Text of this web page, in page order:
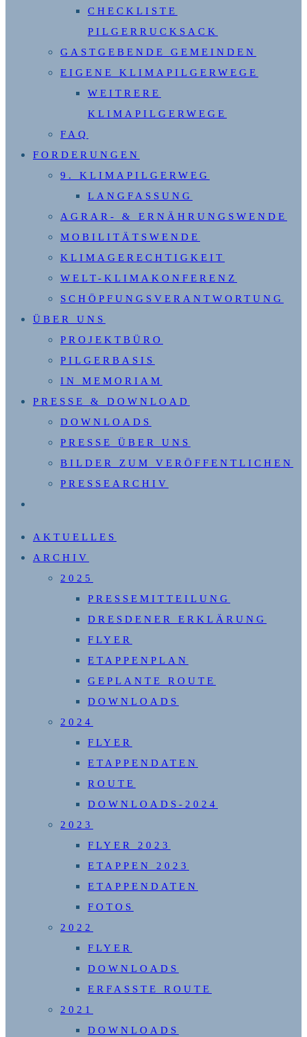
CHECKLISTE
PILGERRUCKSACK
GASTGEBENDE GEMEINDEN
EIGENE KLIMAPILGERWEGE
WEITRERE
KLIMAPILGERWEGE
FAQ
FORDERUNGEN
9. KLIMAPILGERWEG
LANGFASSUNG
AGRAR- & ERNÄHRUNGSWENDE
MOBILITÄTSWENDE
KLIMAGERECHTIGKEIT
WELT-KLIMAKONFERENZ
SCHÖPFUNGSVERANTWORTUNG
ÜBER UNS
PROJEKTBÜRO
PILGERBASIS
IN MEMORIAM
PRESSE & DOWNLOAD
DOWNLOADS
PRESSE ÜBER UNS
BILDER ZUM VERÖFFENTLICHEN
PRESSEARCHIV
UMSCHALTEN
AKTUELLES
ARCHIV
2025
PRESSEMITTEILUNG
DRESDENER ERKLÄRUNG
FLYER
ETAPPENPLAN
GEPLANTE ROUTE
DOWNLOADS
2024
FLYER
ETAPPENDATEN
ROUTE
DOWNLOADS-2024
2023
FLYER 2023
ETAPPEN 2023
ETAPPENDATEN
FOTOS
2022
FLYER
DOWNLOADS
ERFASSTE ROUTE
2021
DOWNLOADS